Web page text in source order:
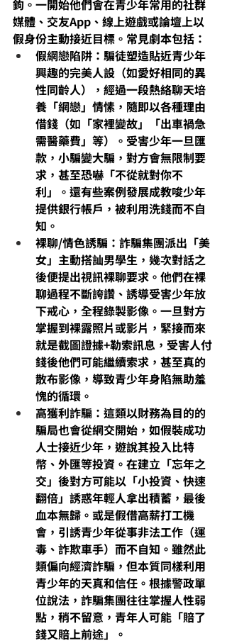
鉤。一開始他們會在青少年常用的社群
媒體、交友App、線上遊戲或論壇上以
假身份主動接近目標。常見劇本包括：
假網戀陷阱：騙徒塑造貼近青少年
興趣的完美人設（如愛好相同的異
性同齡人），經過一段熱絡聊天培
養「網戀」情愫，隨即以各種理由
借錢 （如「家裡變故」「出車禍急
需醫藥費」等）。受害少年一旦匯
款，小騙變大騙，對方會無限制要
求，甚至恐嚇「不從就對你不
利」。還有些案例發展成教唆少年
提供銀行帳戶，被利用洗錢而不自
知。
裸聊/情色誘騙：詐騙集團派出「美
女」主動搭訕男學生，幾次對話之
後便提出視訊裸聊要求。他們在裸
聊過程不斷誇讚、誘導受害少年放
下戒心，全程錄製影像。一旦對方
掌握到裸露照片或影片，緊接而來
就是截圖證據+勒索訊息 ，受害人付
錢後他們可能繼續索求，甚至真的
散布影像，導致青少年身陷無助羞
愧的循環。
高獲利詐騙：這類以財務為目的的
騙局也會從網交開始，如假裝成功
人士接近少年，遊說其投入比特
幣、外匯等投資。在建立「忘年之
交」後對方可能以「小投資、快速
翻倍」誘惑年輕人拿出積蓄，最後
血本無歸。或是假借高薪打工機
會，引誘青少年從事非法工作（運
毒、詐欺車手）而不自知。雖然此
類偏向經濟詐騙，但本質同樣利用
青少年的天真和信任。根據警政單
位說法，詐騙集團往往掌握人性弱
點 ，稍不留意，青年人可能「賠了
錢又賠上前途」。